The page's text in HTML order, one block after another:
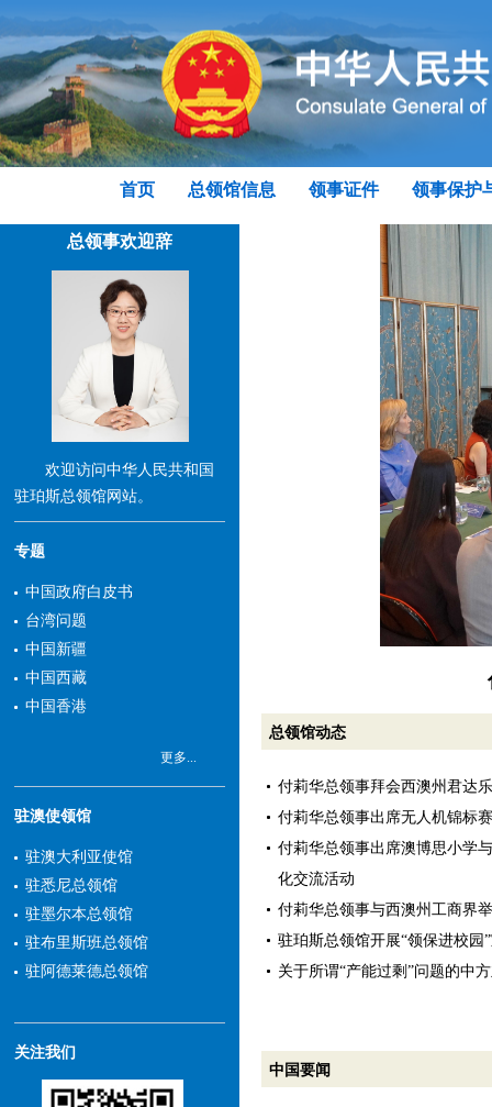
首页 总领馆信息 领事证件 领事保护
总领事欢迎辞
欢迎访问中华人民共和国
驻珀斯总领馆网站。
专题
中国政府白皮书
台湾问题
中国新疆
中国西藏
中国香港
更多...
驻澳使领馆
驻澳大利亚使馆
驻悉尼总领馆
驻墨尔本总领馆
驻布里斯班总领馆
驻阿德莱德总领馆
关注我们
总领馆动态
付莉华总领事拜会西澳州君达
付莉华总领事出席无人机锦标
付莉华总领事出席澳博思小学
化交流活动
付莉华总领事与西澳州工商界
驻珀斯总领馆开展“领保进校园
关于所谓“产能过剩”问题的中
中国要闻